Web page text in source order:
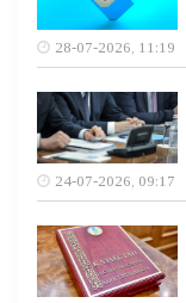
28-07-2026, 11:19
24-07-2026, 09:17